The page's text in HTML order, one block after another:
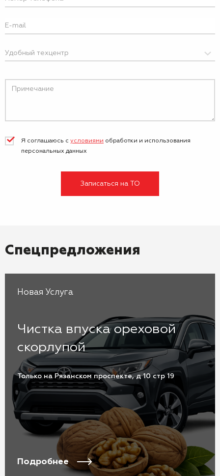
Я соглашаюсь с условиями обработки и использования
персональных данных
Записаться на ТО
Спецпредложения
Новая Услуга
Чистка впуска ореховой
скорлупой
Только на Рязанском проспекте, д 10 стр 19
Подробнее